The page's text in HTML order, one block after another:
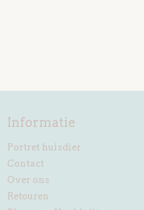
Informatie
Portret huisdier
Contact
Over ons
Retouren